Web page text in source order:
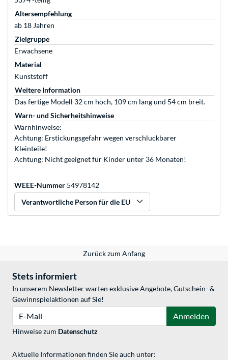
Altersempfehlung
ab 18 Jahren
Zielgruppe
Erwachsene
Material
Kunststoff
Weitere Information
Das fertige Modell 32 cm hoch, 109 cm lang und 54 cm breit.
Warn- und Sicherheitshinweise
Warnhinweise:
Achtung: Erstickungsgefahr wegen verschluckbarer
Kleinteile!
Achtung: Nicht geeignet für Kinder unter 36 Monaten!
WEEE-Nummer 54978142
Verantwortliche Person für die EU
Zurück zum Anfang
Stets informiert
In unserem Newsletter warten exklusive Angebote, Gutschein- &
Gewinnspielaktionen auf Sie!
Anmelden
Hinweise zum Datenschutz
Aktuelle Informationen finden Sie auch unter: